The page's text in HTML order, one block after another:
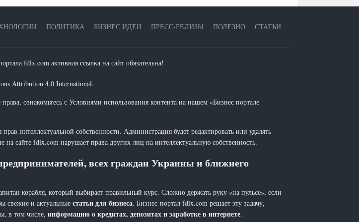
ПОЛИТИКА БИЗНЕС ИДЕИ ПРЕСС-РЕЛИЗЫ ПОЛЕЗНО СТАТЬИ
fdlx.com активная ссылка на сайт обязательна!
Attribution 4.0 International.
ознакомьтесь с Условиями использования контента на нашем «Бизнес портале
интеллектуальной собственности. Администрация будет редактировать или удалять
сайте fdlx.com нарушает права других лиц на интеллектуальную собственность.
всех граждан Украины и ближнего
корабля, который выбирает правильный курс. Сложно держать руку «на пульсе», если
свежие и актуальные статьи для бизнеса. Бизнес-портал fdlx.com решает эту задачу,
в том числе, информацию о кредитах, депозитах и заработке в интернете.